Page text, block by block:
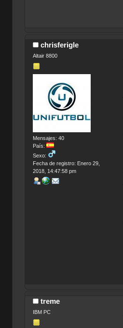
chrisferigle
Altair 8800
Mensajes: 40
País:
Sexo:
Fecha de registro: Enero 29,
2018, 14:47:58 pm
treme
IBM PC